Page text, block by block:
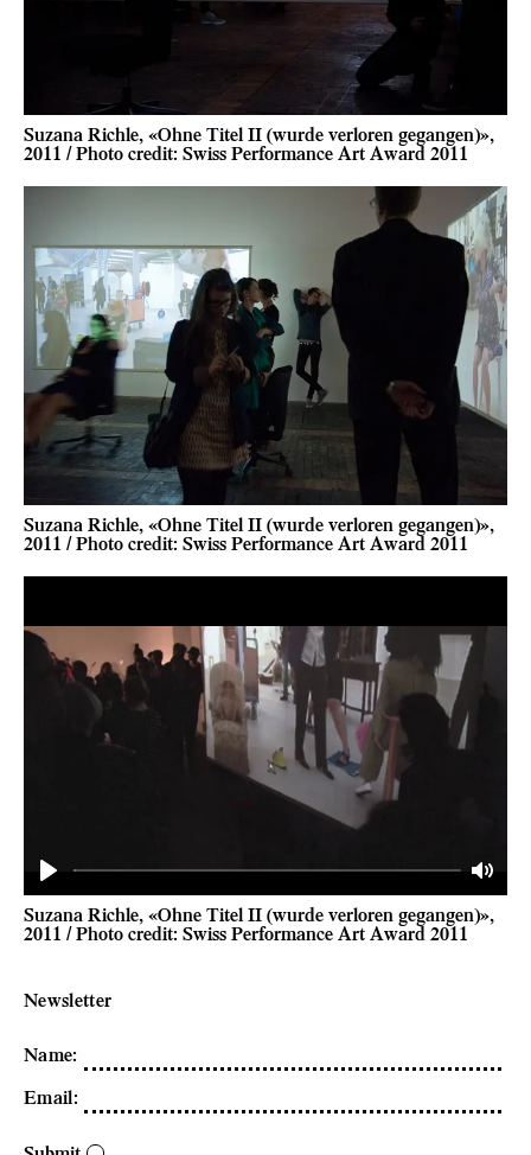
Suzana Richle, «Ohne Titel II (wurde verloren gegangen)»,
2011 / Photo credit: Swiss Performance Art Award 2011
Suzana Richle, «Ohne Titel II (wurde verloren gegangen)»,
2011 / Photo credit: Swiss Performance Art Award 2011
Play Mute
Suzana Richle, «Ohne Titel II (wurde verloren gegangen)»,
2011 / Photo credit: Swiss Performance Art Award 2011
Newsletter
Name:
Email: